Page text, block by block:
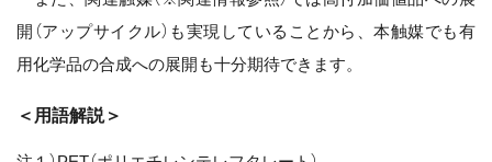
開（アップサイクル）も実現していることから、本触媒でも有
用化学品の合成への展開も十分期待できます。
＜用語解説＞